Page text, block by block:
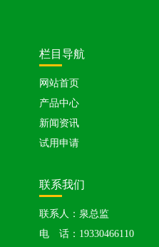
栏目导航
网站首页
产品中心
新闻资讯
试用申请
联系我们
联系人：泉总监
电 话：19330466110